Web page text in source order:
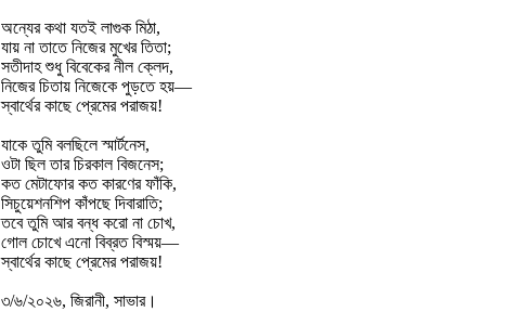
অন্যের কথা যতই লাগুক মিঠা,
যায় না তাতে নিজের মুখের তিতা;
সতীদাহ শুধু বিবেকের নীল ক্লেদ,
নিজের চিতায় নিজেকে পুড়তে হয়—
স্বার্থের কাছে প্রেমের পরাজয়!
যাকে তুমি বলছিলে স্মার্টনেস,
ওটা ছিল তার চিরকাল বিজনেস;
কত মেটাফোর কত কারণের ফাঁকি,
সিচুয়েশনশিপ কাঁপছে দিবারাতি;
তবে তুমি আর বন্ধ করো না চোখ,
গোল চোখে এনো বিব্রত বিস্ময়—
স্বার্থের কাছে প্রেমের পরাজয়!
৩/৬/২০২৬, জিরানী, সাভার।